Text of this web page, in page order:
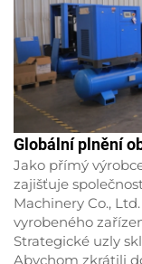
Globální plnění
Jako přímý
zajišťuje
Machinery Co.,
vyrobeného
Strategické uzly
Abychom zkrátili